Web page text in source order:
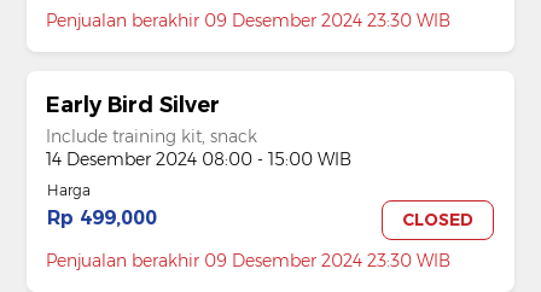
Penjualan berakhir 09 Desember 2024 23:30 WIB
Early Bird Silver
Include training kit, snack
14 Desember 2024 08:00 - 15:00 WIB
Harga
Rp 499,000
CLOSED
Penjualan berakhir 09 Desember 2024 23:30 WIB